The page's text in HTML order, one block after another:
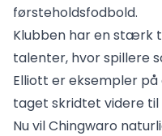
førsteholdsfodbold.
Klubben har en stærk
talenter, hvor spillere
Elliott er eksempler
taget skridtet videre til
Nu vil Chingwaro